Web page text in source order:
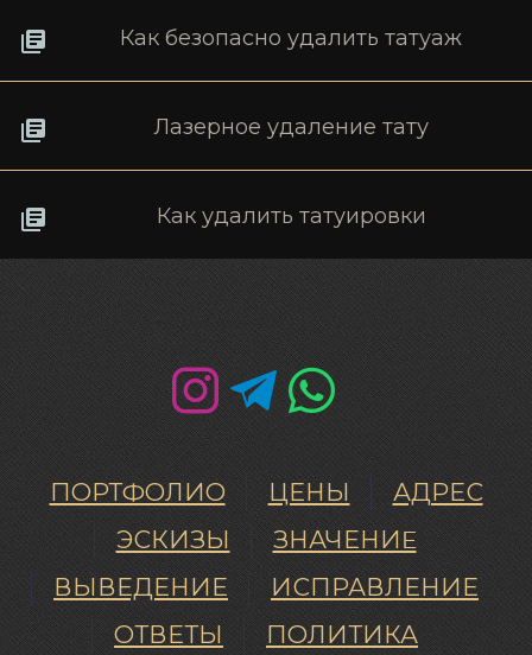
Как безопасно удалить татуаж
Лазерное удаление тату
Как удалить татуировки
ПОРТФОЛИО ЦЕНЫ
АДРЕС
ЭСКИЗЫ
ЗНАЧЕНИE
ВЫВЕДЕНИЕ
ИСПРАВЛЕНИЕ
ОТВЕТЫ
ПОЛИТИКА